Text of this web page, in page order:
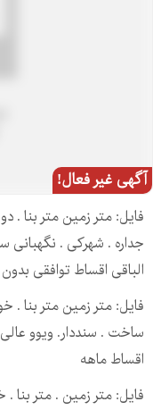
آگهی غیر فعال!
فایل: متر زمین متر بنا .
جداره . شهرکی . نگهبانی
الباقی اقساط توافقی بدون
فایل: متر زمین متر بنا
ساخت . سنددار. ویوو
اقساط ماهه
فایل: متر زمین . متر بنا